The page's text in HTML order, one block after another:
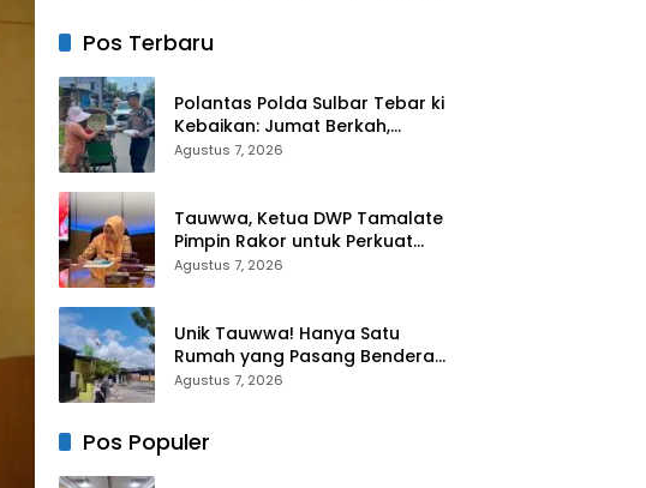
Pasang
Bendera
Merah Putih
di BTN Lappa
Mas 1 Sinjai
2026 di
Dorong ki
Kebijakan
Fleksibel
Pos Terbaru
Polantas Polda Sulbar Tebar ki
Kebaikan: Jumat Berkah,
Berbagi Senyum dan Peduli
Agustus 7, 2026
Tauwwa, Ketua DWP Tamalate
Pimpin Rakor untuk Perkuat
Administrasi dan Evaluasi
Agustus 7, 2026
Unik Tauwwa! Hanya Satu
Rumah yang Pasang Bendera
Merah Putih di Blok J BTN
Agustus 7, 2026
Pos Populer